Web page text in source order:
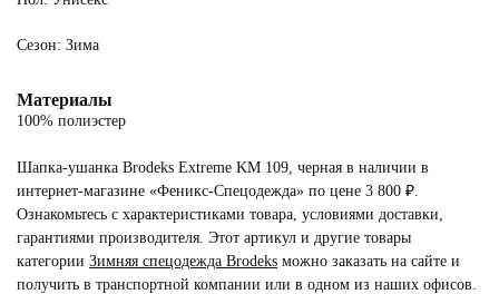
Сезон: Зима
Материалы
100% полиэстер
Шапка-ушанка Brodeks Extreme KM 109, черная в наличии в
интернет-магазине «Феникс-Спецодежда» по цене 3 800 ₽.
Ознакомьтесь с характеристиками товара, условиями доставки,
гарантиями производителя. Этот артикул и другие товары
категории Зимняя спецодежда Brodeks можно заказать на сайте и
получить в транспортной компании или в одном из наших офисов.